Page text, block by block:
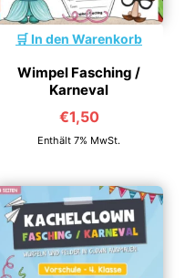
In den Warenkorb
Wimpel Fasching /
Karneval
€1,50
Enthält 7% MwSt.